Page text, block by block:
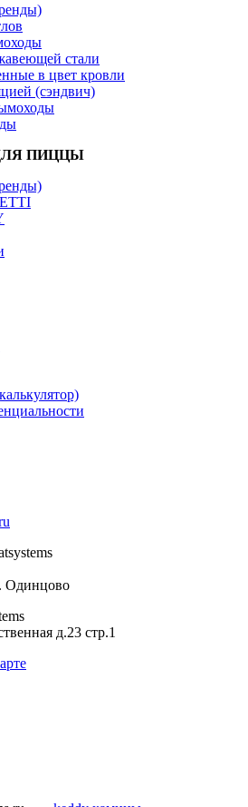
стали
в цвет кровли
(сэндвич)
ПИЦЦЫ
Одинцово
д.23 стр.1